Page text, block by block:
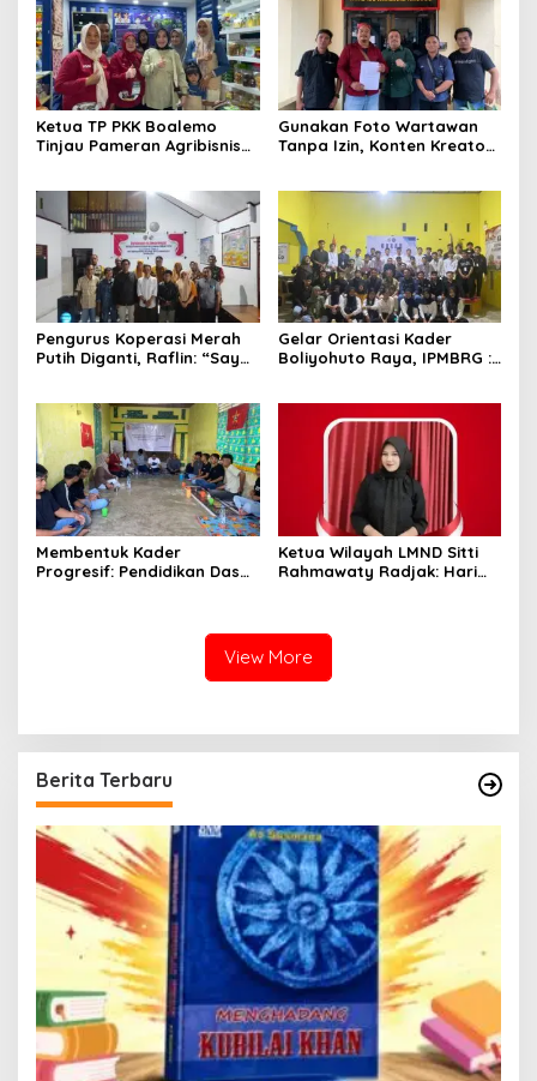
Ketua TP PKK Boalemo
Tinjau Pameran Agribisnis
Gunakan Foto Wartawan
Tanpa Izin, Konten Kreator
Pengurus Koperasi Merah
Putih Diganti, Raflin: “Saya
Gelar Orientasi Kader
Boliyohuto Raya, IPMBRG :
Membentuk Kader
Progresif: Pendidikan Dasar
Ketua Wilayah LMND Sitti
Rahmawaty Radjak: Hari
View More
Berita Terbaru